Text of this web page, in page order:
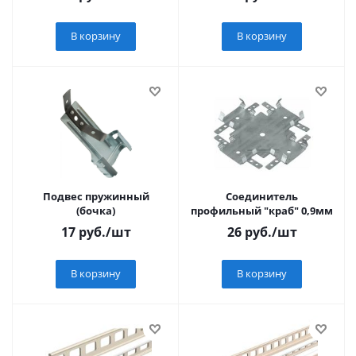
В корзину В корзину
Подвес пружинный
(бочка)
17руб./шт
В корзину
Соединитель
профильный "краб" 0,9мм
26руб./шт
В корзину